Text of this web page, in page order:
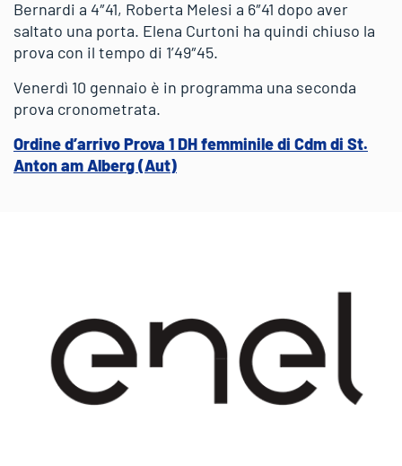
Bernardi a 4″41, Roberta Melesi a 6″41 dopo aver
saltato una porta. Elena Curtoni ha quindi chiuso la
prova con il tempo di 1’49″45.
Venerdì 10 gennaio è in programma una seconda
prova cronometrata.
Ordine d’arrivo Prova 1 DH femminile di Cdm di St.
Anton am Alberg (Aut)